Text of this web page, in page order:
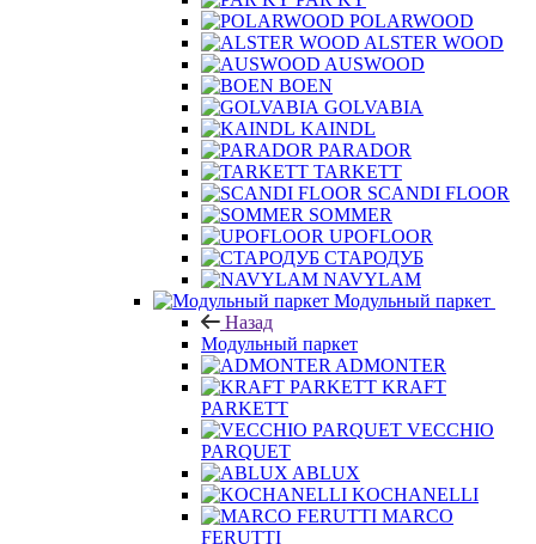
POLARWOOD
ALSTER WOOD
AUSWOOD
BOEN
GOLVABIA
KAINDL
PARADOR
TARKETT
SCANDI FLOOR
SOMMER
UPOFLOOR
СТАРОДУБ
NAVYLAM
Модульный паркет
Назад
Модульный паркет
ADMONTER
KRAFT
PARKETT
VECCHIO
PARQUET
ABLUX
KOCHANELLI
MARCO
FERUTTI